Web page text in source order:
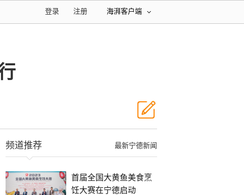
海湃客户端
注册
登录
最新宁德新闻
频道推荐
首届全国大黄鱼美食烹
饪大赛在宁德启动